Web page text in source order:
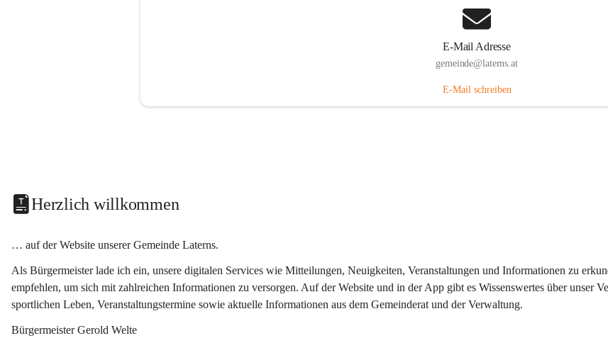
E-Mail Adresse
gemeinde@laterns.at
E-Mail schreiben
Herzlich willkommen
… auf der Website unserer Gemeinde Laterns.
Als Bürgermeister lade ich ein, unsere digitalen Services wie Mitteilungen, Neuigkeiten, Veranstaltungen und Informationen zu
empfehlen, um sich mit zahlreichen Informationen zu versorgen. Auf der Website und in der App gibt es Wissenswertes über unser
sportlichen Leben, Veranstaltungstermine sowie aktuelle Informationen aus dem Gemeinderat und der Verwaltung.
Bürgermeister Gerold Welte